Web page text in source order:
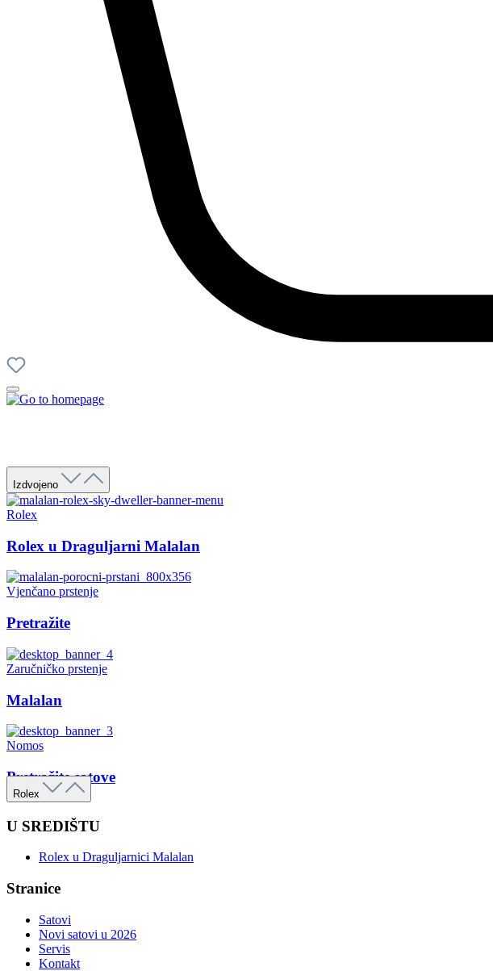
Izdvojeno
Rolex
Rolex u Draguljarni Malalan
Vjenčano prstenje
Pretražite
Zaručničko prstenje
Malalan
Nomos
Pretražite satove
Rolex
U SREDIŠTU
Rolex u Draguljarnici Malalan
Stranice
Satovi
Novi satovi u 2026
Servis
Kontakt